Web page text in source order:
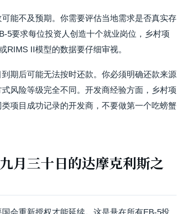
能不及预期。你需要评估当地需求是否真实存
5要求每位投资人创造十个就业岗位，乡村项
RIMS II模型的数据要仔细审视。
期后可能无法按时还款。你必须明确还款来源
风险等级完全不同。开发商经验方面，乡村项
项目成功记录的开发商，不要做第一个吃螃蟹
月三十日的达摩克利斯之